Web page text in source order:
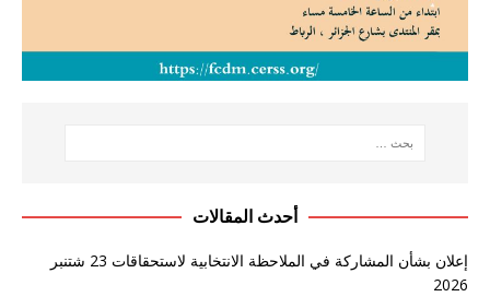
أحدث المقالات
إعلان بشأن المشاركة في الملاحظة الانتخابية لاستحقاقات 23 شتنبر
2026